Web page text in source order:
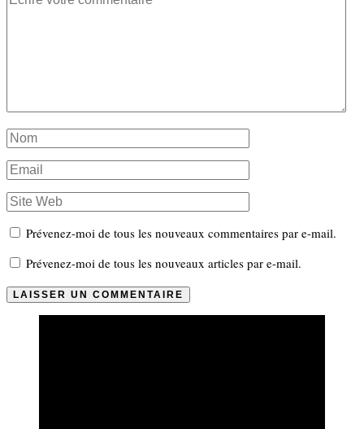
Prévenez-moi de tous les nouveaux commentaires par e-mail.
Prévenez-moi de tous les nouveaux articles par e-mail.